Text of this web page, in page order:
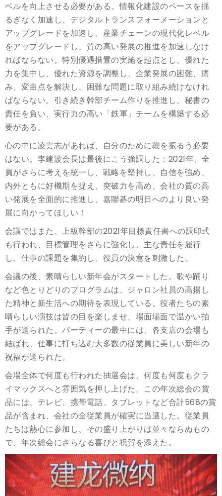
ベルを向上させる必要がある。情報化建設のペースを揺
るぎなく加速し、デジタルトランスフォーメーションと
アップグレードを加速し、産業チェーンの現代化レベル
をアップグレードし、質の高い発展の推進を加速しなけ
ればならない。特別優遇措置の実施を起点とし、優れた
力を集中し、優れた資源を調整し、企業発展の困難、痛
み、変曲点を解決し、困難な問題に取り組み続けなけれ
ばならない。引き続き幹部チーム作りを推進し、秘書の
責任を負い、実行力の高い「鉄軍」チームを構築する必
要がある。
心の中に凌雲志があれば、自分のために鞭を振るう必要
はない。李建波会長は最後にこう強調した：2021年、全
員がさらに考えを統一し、戦略を堅持し、自信を強め、
内外ともに好機期を捉え、突破力を高め、会社の質の高
い発展を全面的に推進し、嘉聯碁の明日へのより良い発
展に向かってほしい！
会議ではまた、上級幹部の2021年目標責任書への調印式
も行われ、目標管理をさらに強化し、主な責任を履行
し、仕事の課題を集約し、役員の決意を刺激した。
会議の後、素晴らしい新年会がスタートした。歌や踊り
など色とりどりのプログラムは、ジャロン社員の高揚し
た精神と新生活への期待を表現している。役者たちの素
晴らしい演技は皆の目を楽しませ、場面場面で温かい拍
手が送られた。パーティーの最中には、各支店の会場も
結ばれ、仕事に打ち込む大多数の従業員に美しい新年の
祝福が送られた。
会場全体で何度も行われた抽選会は、何度も何度もクラ
イマックスへと雰囲気を押し上げた。この年次総会の賞
品には、テレビ、携帯電話、タブレットなど合計568の賞
品が含まれ、会社の全従業員が確実に当選した。従業員
たちは熱心に参加し、その盛り上がりは並々ならぬもの
で、年次総会にさらなる喜びと祝賀を添えた。